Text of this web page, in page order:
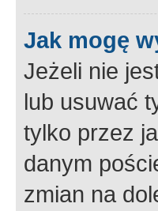
Jak mogę
Jeżeli nie
lub usuwać
tylko przez
danym
zmian na